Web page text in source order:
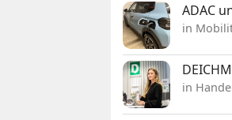
ADAC
in
in